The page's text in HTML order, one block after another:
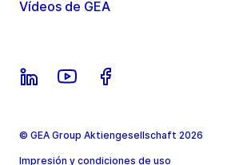
Vídeos de GEA
© GEA Group Aktiengesellschaft 2026
Impresión y condiciones de uso